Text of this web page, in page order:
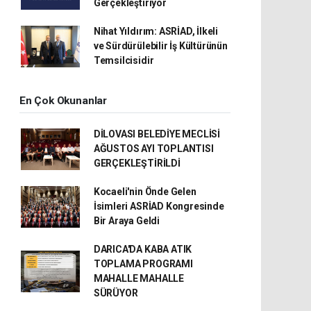
Gerçekleştiriyor
Nihat Yıldırım: ASRİAD, İlkeli
ve Sürdürülebilir İş Kültürünün
Temsilcisidir
En Çok Okunanlar
DİLOVASI BELEDİYE MECLİSİ
AĞUSTOS AYI TOPLANTISI
GERÇEKLEŞTİRİLDİ
Kocaeli'nin Önde Gelen
İsimleri ASRİAD Kongresinde
Bir Araya Geldi
DARICA'DA KABA ATIK
TOPLAMA PROGRAMI
MAHALLE MAHALLE
SÜRÜYOR